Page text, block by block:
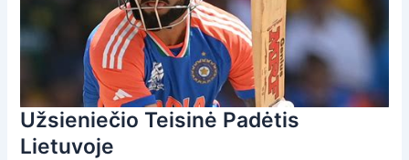
Užsieniečio Teisinė Padėtis
Lietuvoje